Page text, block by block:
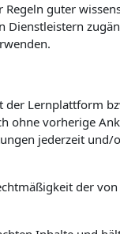
guter
Lernplattform
ohne vorherige
jederzeit
der